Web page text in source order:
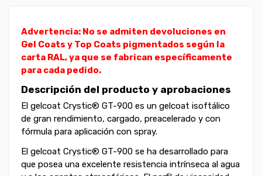
Advertencia: No se admiten devoluciones en
Gel Coats y Top Coats pigmentados según la
carta RAL, ya que se fabrican específicamente
para cada pedido.
Descripción del producto y aprobaciones
El gelcoat Crystic® GT-900 es un gelcoat isoftálico
de gran rendimiento, cargado, preacelerado y con
fórmula para aplicación con spray.
El gelcoat Crystic® GT-900 se ha desarrollado para
que posea una excelente resistencia intrínseca al agua